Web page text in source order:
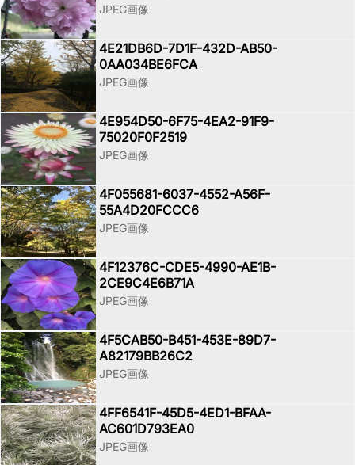
JPEG画像
4E21DB6D-7D1F-432D-AB50-
0AA034BE6FCA
JPEG画像
4E954D50-6F75-4EA2-91F9-
75020F0F2519
JPEG画像
4F055681-6037-4552-A56F-
55A4D20FCCC6
JPEG画像
4F12376C-CDE5-4990-AE1B-
2CE9C4E6B71A
JPEG画像
4F5CAB50-B451-453E-89D7-
A82179BB26C2
JPEG画像
4FF6541F-45D5-4ED1-BFAA-
AC601D793EA0
JPEG画像